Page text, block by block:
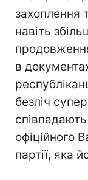
захоплення
навіть
в
безліч
офіційного
партії, яка